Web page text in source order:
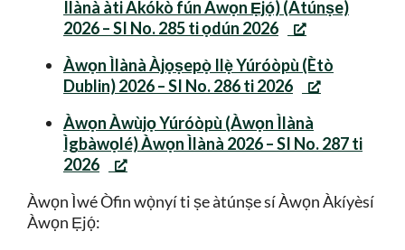
Ìlànà àti Àkókò fún Àwọn Ẹjọ́) (Àtúnṣe)
2026 – SI No. 285 ti ọdún 2026
Àwọn Ìlànà Àjọṣepọ̀ Ilẹ̀ Yúróòpù (Ètò
Dublin) 2026 – SI No. 286 ti 2026
Àwọn Àwùjọ Yúróòpù (Àwọn Ìlànà
Ìgbàwọlé) Àwọn Ìlànà 2026 – SI No. 287 ti
2026
Àwọn Ìwé Òfin wọ̀nyí ti ṣe àtúnṣe sí Àwọn Àkíyèsí
Àwọn Ẹjọ́: